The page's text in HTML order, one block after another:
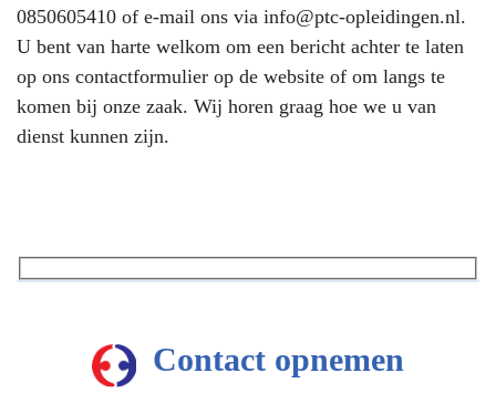
0850605410 of e-mail ons via info@ptc-opleidingen.nl.
U bent van harte welkom om een bericht achter te laten
op ons contactformulier op de website of om langs te
komen bij onze zaak. Wij horen graag hoe we u van
dienst kunnen zijn.
Contact opnemen